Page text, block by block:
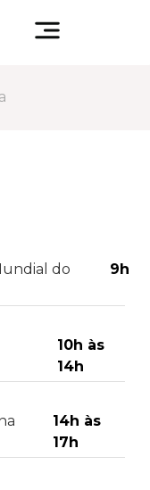
do
9h
10h às
14h
14h às
17h